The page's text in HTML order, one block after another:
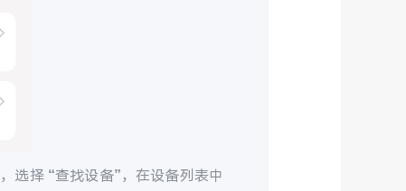
，选择 “查找设备”，在设备列表中